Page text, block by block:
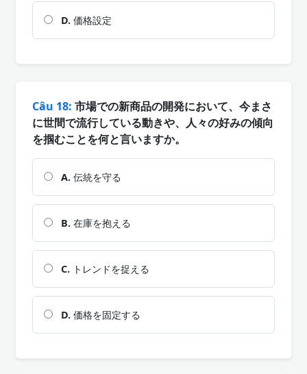
D. 価格設定
Câu 18: 市場での新商品の開発において、今まさ
に世間で流行している動きや、人々の好みの傾向
を掴むことを何と言いますか。
A. 伝統を守る
B. 在庫を抱える
C. トレンドを捉える
D. 価格を固定する